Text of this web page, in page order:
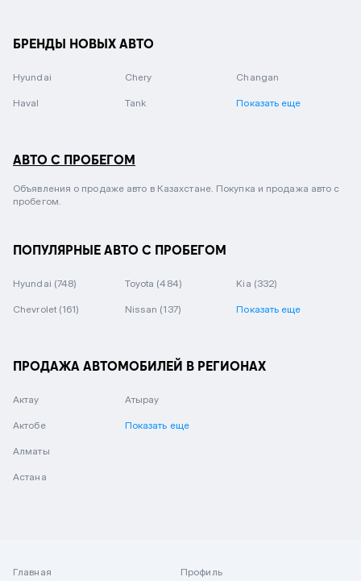
БРЕНДЫ НОВЫХ АВТО
Hyundai Chery Changan
Haval Tank Показать еще
АВТО С ПРОБЕГОМ
Объявления о продаже авто в Казахстане. Покупка и продажа авто с
пробегом.
ПОПУЛЯРНЫЕ АВТО С ПРОБЕГОМ
Hyundai (748) Toyota (484) Kia (332)
Chevrolet (161) Nissan (137) Показать еще
ПРОДАЖА АВТОМОБИЛЕЙ В РЕГИОНАХ
Актау
Актобе
Алматы
Астана
Атырау
Показать еще
Главная
Профиль